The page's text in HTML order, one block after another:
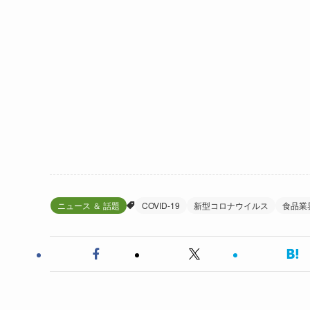
ニュース ＆ 話題 COVID-19 新型コロナウイルス 食品業